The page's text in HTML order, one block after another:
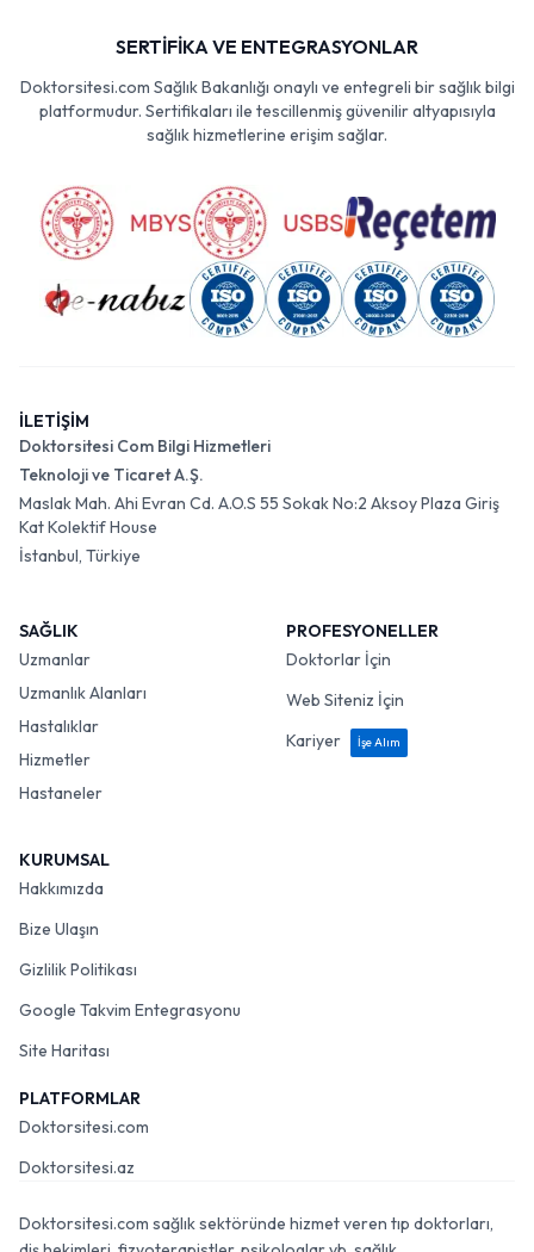
SERTİFİKA VE ENTEGRASYONLAR
Doktorsitesi.com Sağlık Bakanlığı onaylı ve entegreli bir sağlık bilgi
platformudur. Sertifikaları ile tescillenmiş güvenilir altyapısıyla
sağlık hizmetlerine erişim sağlar.
İLETİŞİM
Doktorsitesi Com Bilgi Hizmetleri
Teknoloji ve Ticaret A.Ş.
Maslak Mah. Ahi Evran Cd. A.O.S 55 Sokak No:2 Aksoy Plaza Giriş
Kat Kolektif House
İstanbul, Türkiye
SAĞLIK
Uzmanlar
Uzmanlık Alanları
Hastalıklar
Hizmetler
Hastaneler
PROFESYONELLER
Doktorlar İçin
Web Siteniz İçin
Kariyer
İşe Alım
KURUMSAL
Hakkımızda
Bize Ulaşın
Gizlilik Politikası
Google Takvim Entegrasyonu
Site Haritası
PLATFORMLAR
Doktorsitesi.com
Doktorsitesi.az
Doktorsitesi.com sağlık sektöründe hizmet veren tıp doktorları,